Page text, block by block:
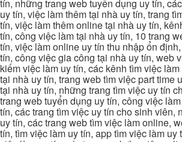
tín, những trang web tuyển dụng uy tín,
uy tín, việc làm thêm tại nhà uy tín, trang
tín, việc làm thêm online tại nhà uy tín,
tín, công việc làm tại nhà uy tín, 10 trang
tín, việc làm online uy tín thu nhập ổn
tín, công việc gia công tại nhà uy tín, web
kiếm việc làm uy tín, các kênh tìm việc
tại nhà uy tín, trang web tìm việc part time
tại nhà uy tín, những trang tìm việc uy tín
trang web tuyển dụng uy tín, công việc
tín, các trang tìm việc uy tín cho sinh viên,
uy tín, các trang web tìm việc làm online,
tín, tìm việc làm uy tín, app tìm việc làm uy